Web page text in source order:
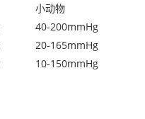
小动物
40-200mmHg
20-165mmHg
10-150mmHg